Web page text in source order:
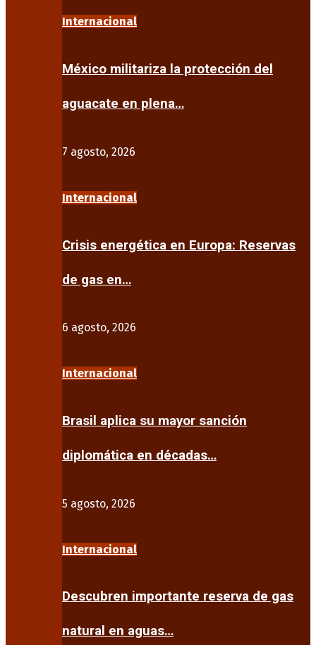
Internacional
México militariza la protección del
aguacate en plena…
7 agosto, 2026
Internacional
Crisis energética en Europa: Reservas
de gas en…
6 agosto, 2026
Internacional
Brasil aplica su mayor sanción
diplomática en décadas…
5 agosto, 2026
Internacional
Descubren importante reserva de gas
natural en aguas…